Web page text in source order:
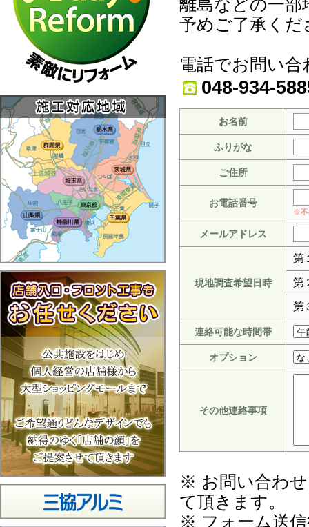
離島などの一部
予めご了承くだ
電話でお問い
048-934-
お名前
ふりがな
ご住所
お電話番号
※不
メールアドレス
現地調査希望日時
連絡可能な時間帯
オプション
その他連絡事項
※ お問い合わ
て頂きます。
※ フォーム送